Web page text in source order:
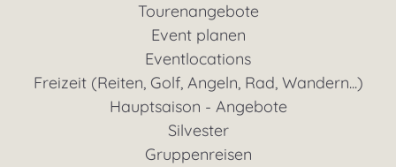
Tourenangebote
Event planen
Eventlocations
Freizeit (Reiten, Golf, Angeln, Rad, Wandern...)
Hauptsaison - Angebote
Silvester
Gruppenreisen